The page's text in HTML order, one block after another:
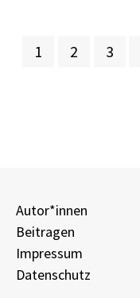
Aktuelle Seite
1 Seite
2 Seite
3
Autor*innen
Beitragen
Impressum
Datenschutz